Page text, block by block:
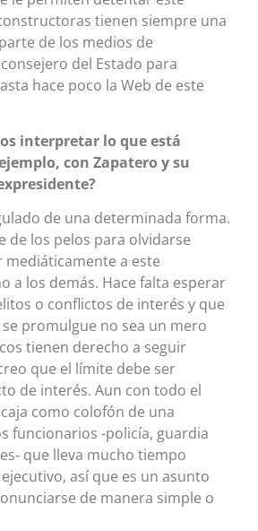
tienen siempre una
de los medios de
del Estado para
hace poco la Web de este
interpretar lo que está
con Zapatero y su
de una determinada forma.
de los pelos para olvidarse
mediáticamente a este
a los demás. Hace falta esperar
o conflictos de interés y que
promulgue no sea un mero
tienen derecho a seguir
que el límite debe ser
de interés. Aun con todo el
como colofón de una
funcionarios -policía, guardia
que lleva mucho tiempo
así que es un asunto
de manera simple o